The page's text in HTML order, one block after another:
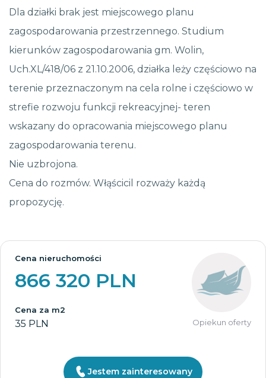
Dla działki brak jest miejscowego planu
zagospodarowania przestrzennego. Studium
kierunków zagospodarowania gm. Wolin,
Uch.XL/418/06 z 21.10.2006, działka leży częściowo na
terenie przeznaczonym na cela rolne i częściowo w
strefie rozwoju funkcji rekreacyjnej- teren
wskazany do opracowania miejscowego planu
zagospodarowania terenu.
Nie uzbrojona.
Cena do rozmów. Włąścicil rozważy każdą
propozycję.
Cena nieruchomości
866 320 PLN
Cena za m2
35 PLN Opiekun oferty
Jestem zainteresowany